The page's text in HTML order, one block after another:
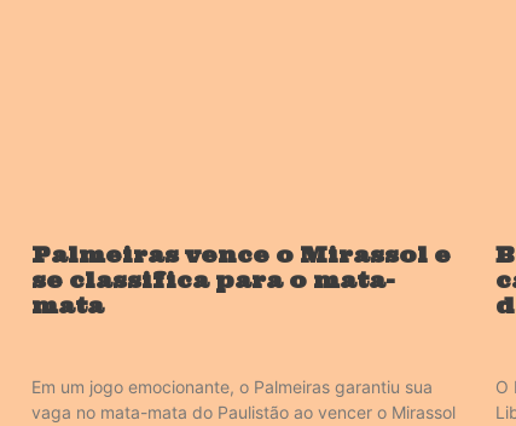
Palmeiras vence o Mirassol e
se classifica para o mata-
mata
Em um jogo emocionante, o Palmeiras garantiu sua
vaga no mata-mata do Paulistão ao vencer o Mirassol
O